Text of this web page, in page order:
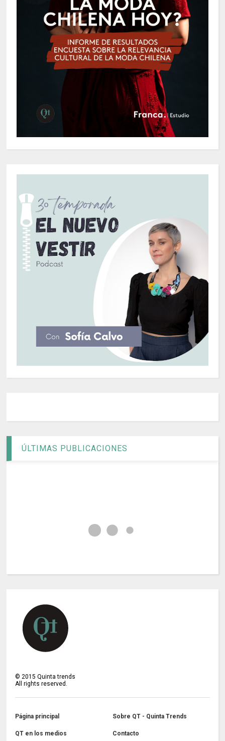
ÚLTIMAS PUBLICACIONES
©2015 Quinta trends
All rights reserved.
Página principal Sobre QT - Quinta Trends
QT en los medios Contacto